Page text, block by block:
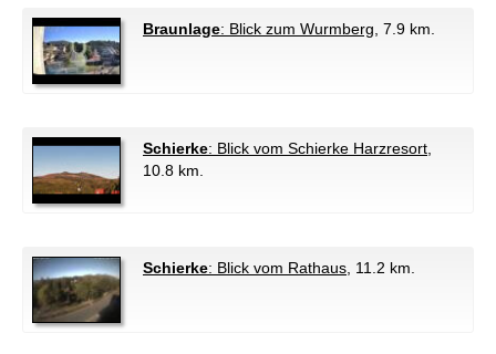
Braunlage: Blick zum Wurmberg , 7.9 km.
Schierke: Blick vom Schierke Harzresort
10.8 km.
Schierke: Blick vom Rathaus , 11.2 km.